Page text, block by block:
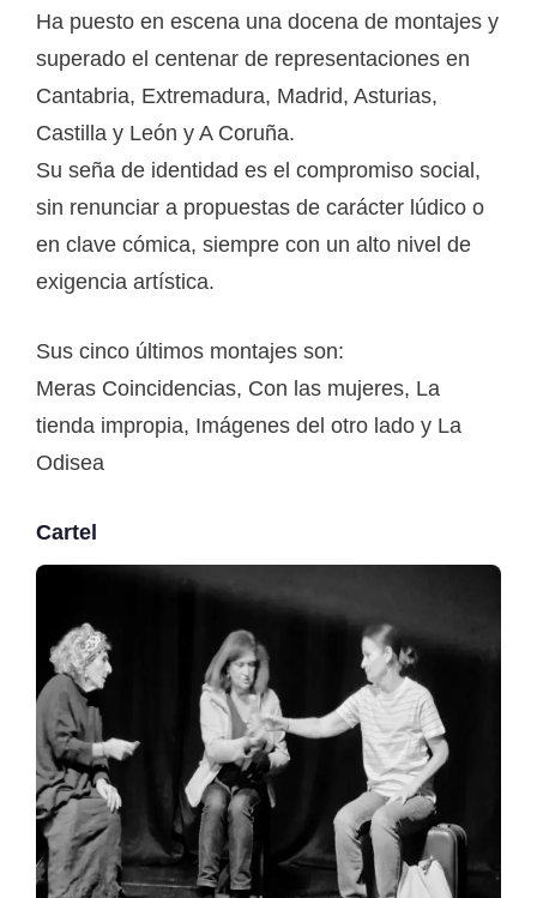
Ha puesto en escena una docena de montajes y
superado el centenar de representaciones en
Cantabria, Extremadura, Madrid, Asturias,
Castilla y León y A Coruña.
Su seña de identidad es el compromiso social,
sin renunciar a propuestas de carácter lúdico o
en clave cómica, siempre con un alto nivel de
exigencia artística.
Sus cinco últimos montajes son:
Meras Coincidencias, Con las mujeres, La
tienda impropia, Imágenes del otro lado y La
Odisea
Cartel